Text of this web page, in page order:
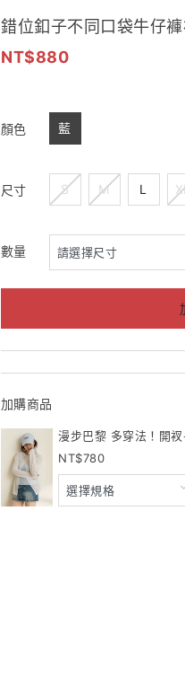
錯位釦子不同口袋牛仔
880
顏色 藍
尺寸 S M L
數量
加購商品
漫步巴黎 多穿法！開
780